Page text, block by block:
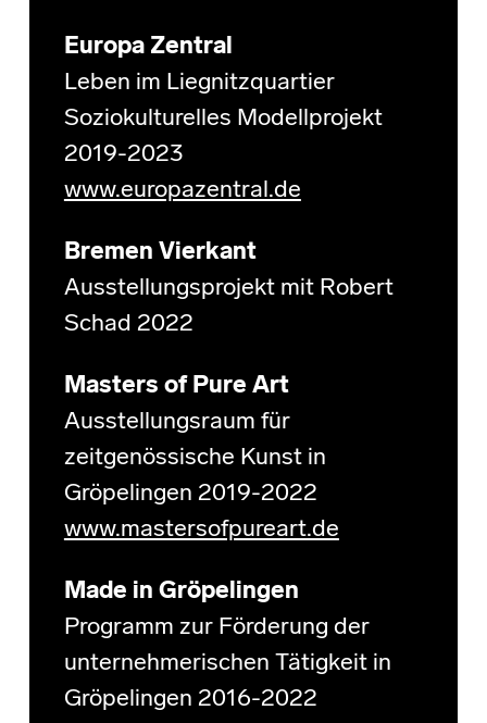
Europa Zentral
Leben im Liegnitzquartier
Soziokulturelles Modellprojekt
2019-2023
www.europazentral.de
Bremen Vierkant
Ausstellungsprojekt mit Robert
Schad 2022
Masters of Pure Art
Ausstellungsraum für
zeitgenössische Kunst in
Gröpelingen 2019-2022
www.mastersofpureart.de
Made in Gröpelingen
Programm zur Förderung der
unternehmerischen Tätigkeit in
Gröpelingen 2016-2022